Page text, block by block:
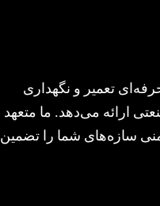
تعمیر و نگهداری
ارائه می‌دهد. ما متعهد
سازه‌های شما را تضمین